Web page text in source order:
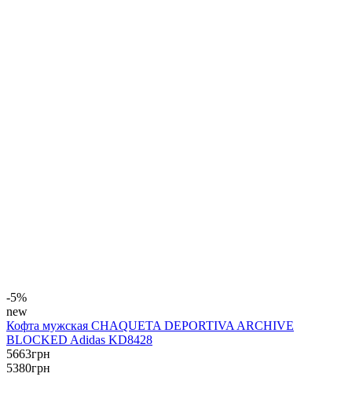
-5%
new
Кофта мужская CHAQUETA DEPORTIVA ARCHIVE
BLOCKED Adidas KD8428
5663грн
5380грн